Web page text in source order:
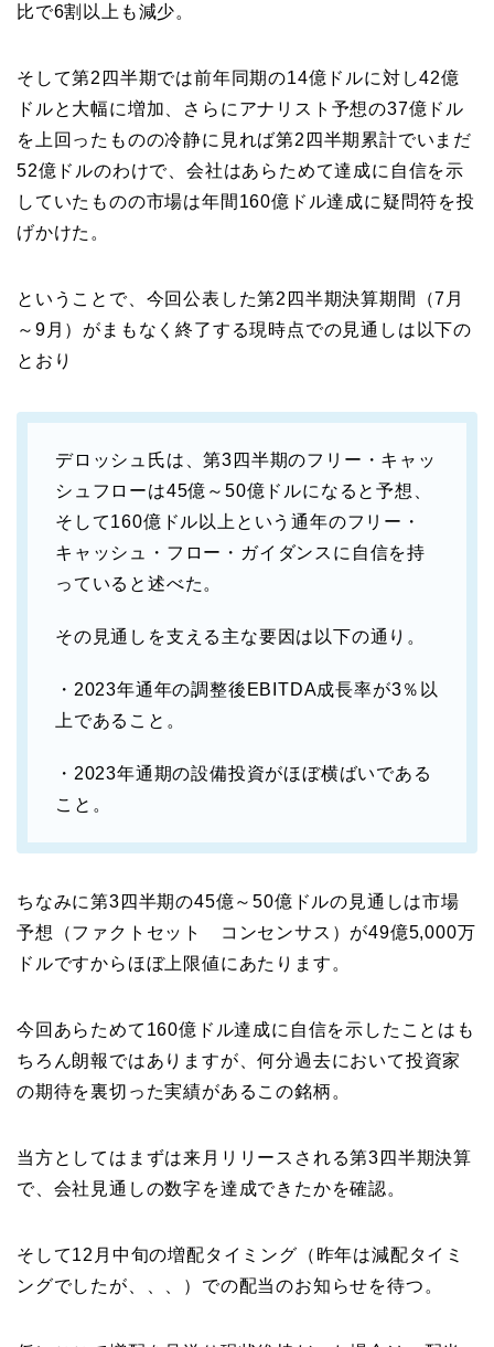
比で6割以上も減少。
そして第2四半期では前年同期の14億ドルに対し42億
ドルと大幅に増加、さらにアナリスト予想の37億ドル
を上回ったものの冷静に見れば第2四半期累計でいまだ
52億ドルのわけで、会社はあらためて達成に自信を示
していたものの市場は年間160億ドル達成に疑問符を投
げかけた。
ということで、今回公表した第2四半期決算期間（7月
～9月）がまもなく終了する現時点での見通しは以下の
とおり
デロッシュ氏は、第3四半期のフリー・キャッ
シュフローは45億～50億ドルになると予想、
そして160億ドル以上という通年のフリー・
キャッシュ・フロー・ガイダンスに自信を持
っていると述べた。
その見通しを支える主な要因は以下の通り。
・2023年通年の調整後EBITDA成長率が3％以
上であること。
・2023年通期の設備投資がほぼ横ばいである
こと。
ちなみに第3四半期の45億～50億ドルの見通しは市場
予想（ファクトセット コンセンサス）が49億5,000万
ドルですからほぼ上限値にあたります。
今回あらためて160億ドル達成に自信を示したことはも
ちろん朗報ではありますが、何分過去において投資家
の期待を裏切った実績があるこの銘柄。
当方としてはまずは来月リリースされる第3四半期決算
で、会社見通しの数字を達成できたかを確認。
そして12月中旬の増配タイミング（昨年は減配タイミ
ングでしたが、、、）での配当のお知らせを待つ。